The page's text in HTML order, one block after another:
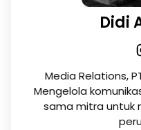
Didi
Media Relations,
Mengelola
sama mitra untuk